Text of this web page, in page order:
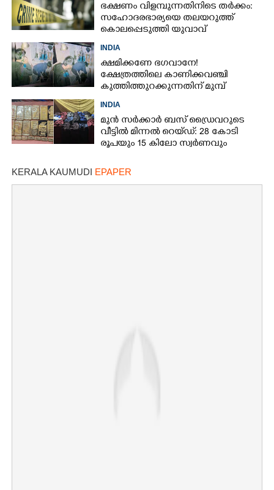
ഭക്ഷണം വിളമ്പുന്നതിനിടെ തർക്കം:
സഹോദരഭാര്യയെ തലയറുത്ത്
കൊലപ്പെടുത്തി യുവാവ്
INDIA
ക്ഷമിക്കണേ ഭഗവാനേ!
ക്ഷേത്രത്തിലെ കാണിക്കവഞ്ചി
കുത്തിത്തുറക്കുന്നതിന് മുമ്പ്
INDIA
മുൻ സർക്കാർ ബസ് ഡ്രൈവറുടെ
വീട്ടിൽ മിന്നൽ റെയ്ഡ്: 28 കോടി
രൂപയും 15 കിലോ സ്വർണവും
KERALA KAUMUDI EPAPER